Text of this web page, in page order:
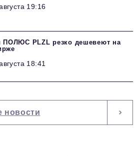
19:16
ПОЛЮС PLZL резко дешевеют на
18:41
новости